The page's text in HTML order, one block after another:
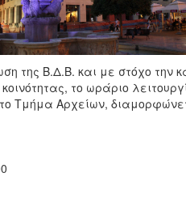
της Β.Δ.Β. και με στόχο την
το ωράριο
Τμήμα Αρχείων,